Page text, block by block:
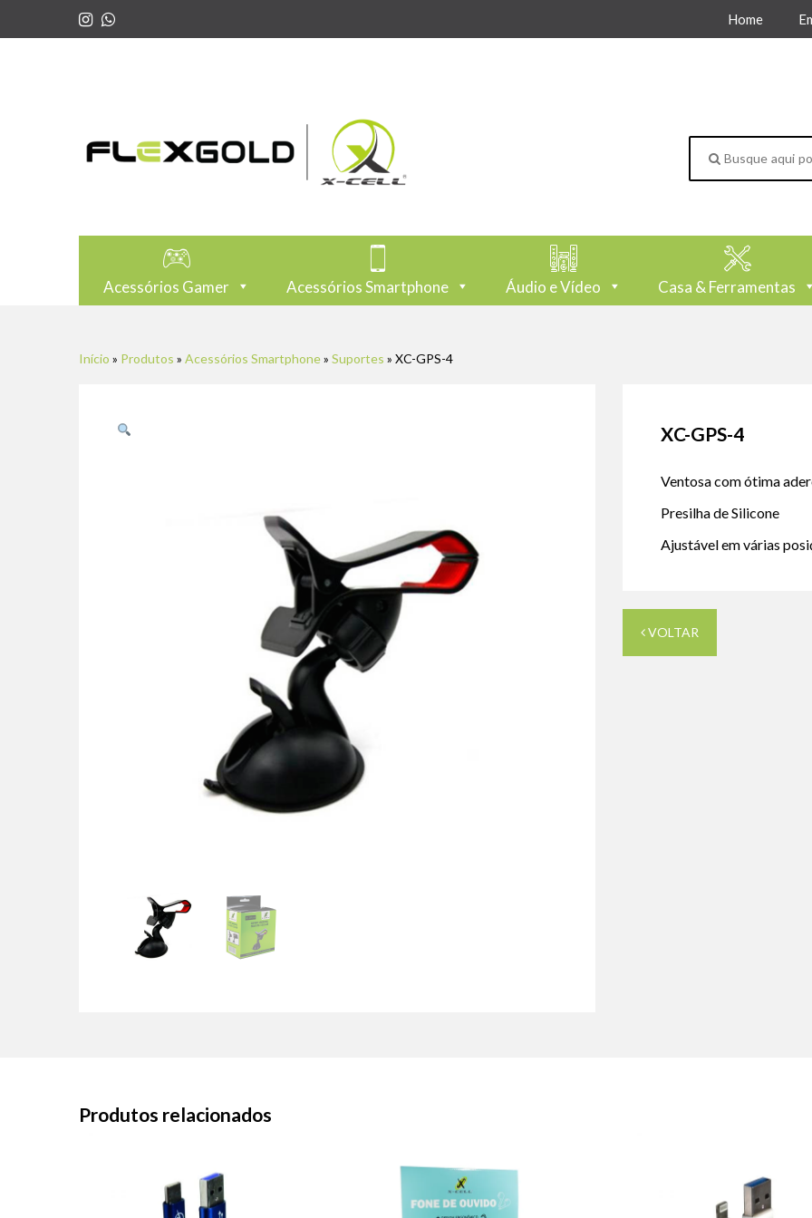
Home
Acessórios Gamer Acessórios Smartphone Áudio e Vídeo Casa & Ferramentas
Início » Produtos » Acessórios Smartphone» Suportes » XC-GPS-4
XC-GPS-4
Ventosa com ótima
Presilha de Silicone
Ajustável em várias
VOLTAR
Produtos relacionados